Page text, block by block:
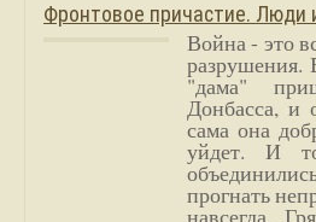
Фронтовое причастие. Люди
Война - это
разрушения.
"дама"
Донбасса, и
сама она
уйдет. И
прогнать
навсегда.